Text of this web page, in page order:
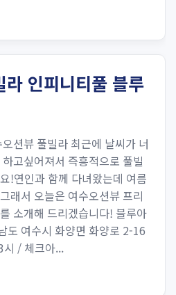
라 인피니티풀 블루
션뷰 풀빌라 최근에 날씨가 너
고싶어져서 즉흥적으로 풀빌
!연인과 함께 다녀왔는데 여름
래서 오늘은 여수오션뷰 프리
소개해 드리겠습니다! 블루아
도 여수시 화양면 화양로 2-16
시 / 체크아...